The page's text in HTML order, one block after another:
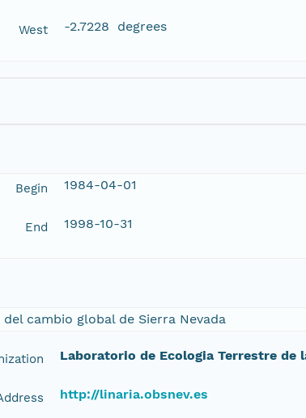
West -2.7228 degrees
Begin 1984-04-01
End 1998-10-31
cambio global de Sierra Nevada
Laboratorio de Ecologia Terrestre de
http://linaria.obsnev.es